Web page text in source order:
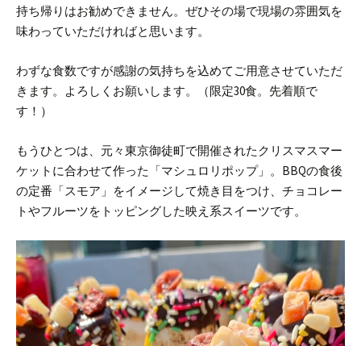
持ち帰りはお勧めできません。ぜひその場で現場の雰囲気を
味わっていただければと思います。
わずな食数ですが感謝の気持ちを込めてご用意させていただ
きます。よろしくお願いします。（限定30食。先着順で
す！）
もうひとつは、元々東京御徒町で開催されたクリスマスマー
ケットに合わせて作った「マシュロリポップ」。 BBQの食後
の定番「スモア」をイメージして焼き目をつけ、チョコレー
トやフルーツをトッピングした映え系スイーツです。